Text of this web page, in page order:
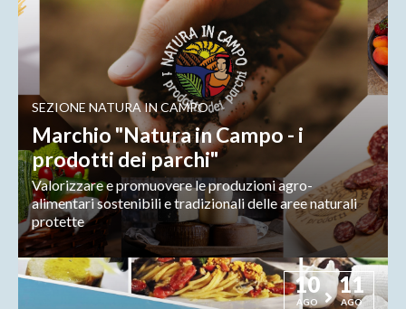
SEZIONE NATURA IN CAMPO
Marchio "Natura in Campo - i
prodotti dei parchi"
Valorizzare e promuovere le produzioni agro-
alimentari sostenibili e tradizionali delle aree naturali
protette
10
AGO
11
AGO